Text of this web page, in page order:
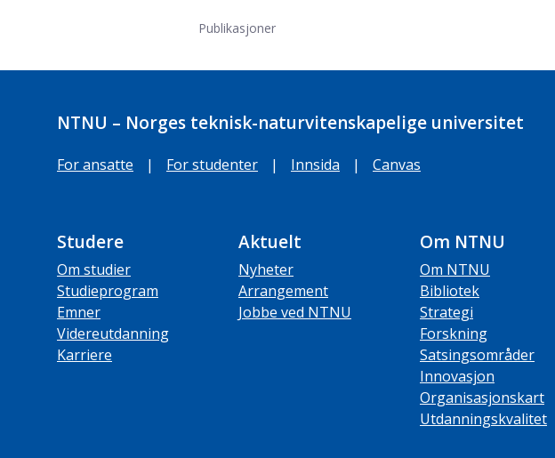
Publikasjoner
NTNU – Norges teknisk-naturvitenskapelige universitet
For ansatte | For studenter | Innsida | Canvas
Studere
Om studier
Studieprogram
Emner
Videreutdanning
Karriere
Aktuelt
Nyheter
Arrangement
Jobbe ved NTNU
Om NTNU
Om NTNU
Bibliotek
Strategi
Forskning
Satsingsområder
Innovasjon
Organisasjonskart
Utdanningskvalitet